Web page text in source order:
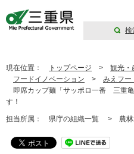
検
現在位置： トップページ > 観光・
フードイノベーション > みえフー
即席カップ麺「サッポロ一番 三重
す！
担当所属： 県庁の組織一覧 > 農